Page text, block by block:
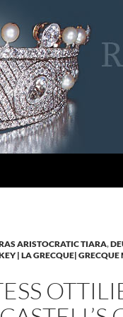
ARISTOCRATIC TIARA,
| LA GRECQUE|